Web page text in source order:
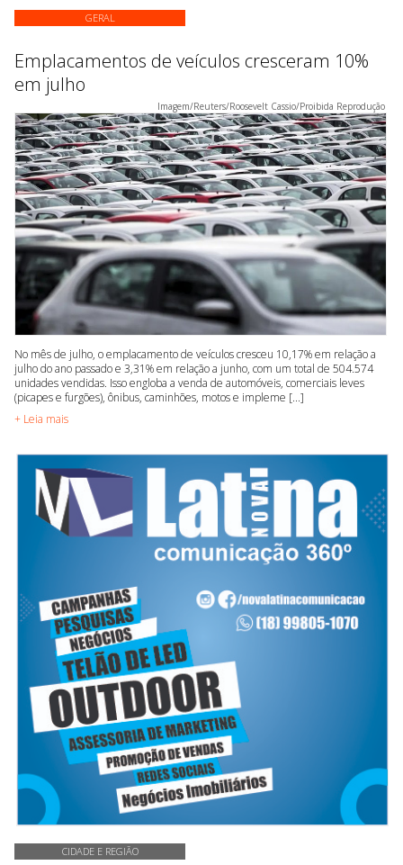
GERAL
Emplacamentos de veículos cresceram 10%
em julho
Imagem/Reuters/Roosevelt Cassio/Proibida Reprodução
No mês de julho, o emplacamento de veículos cresceu 10,17% em relação a
julho do ano passado e 3,31% em relação a junho, com um total de 504.574
unidades vendidas. Isso engloba a venda de automóveis, comerciais leves
(picapes e furgões), ônibus, caminhões, motos e impleme [...]
+ Leia mais
CIDADE E REGIÃO